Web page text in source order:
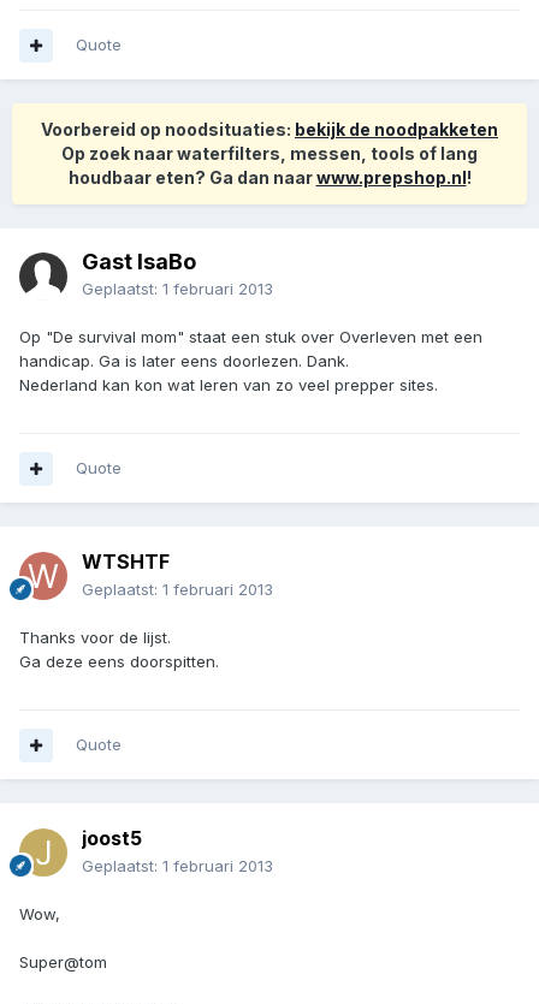
Quote
Voorbereid op noodsituaties: bekijk de noodpakketen
Op zoek naar waterfilters, messen, tools of lang
houdbaar eten? Ga dan naarwww.prepshop.nl!
Gast IsaBo
Geplaatst: 1 februari 2013
Op "De survival mom" staat een stuk over Overleven met een
handicap. Ga is later eens doorlezen. Dank.
Nederland kan kon wat leren van zo veel prepper sites.
Quote
WTSHTF
Geplaatst: 1 februari 2013
Thanks voor de lijst.
Ga deze eens doorspitten.
Quote
joost5
Geplaatst: 1 februari 2013
Wow,
Super@tom